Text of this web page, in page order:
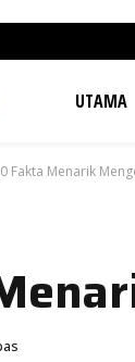
UTAMA
Fakta Menarik